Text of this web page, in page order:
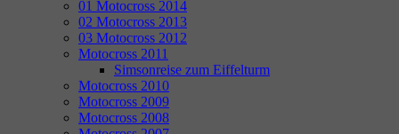
01 Motocross 2014
02 Motocross 2013
03 Motocross 2012
Motocross 2011
Simsonreise zum Eiffelturm
Motocross 2010
Motocross 2009
Motocross 2008